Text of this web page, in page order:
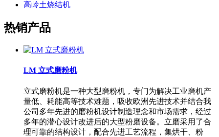
高岭土烧结机
热销产品
LM 立式磨粉机
立式磨粉机是一种大型磨粉机，专门为解决工业磨机产
量低、耗能高等技术难题，吸收欧洲先进技术并结合我
公司多年先进的磨粉机设计制造理念和市场需求，经过
多年的潜心设计改进后的大型粉磨设备。立磨采用了合
理可靠的结构设计，配合先进工艺流程，集烘干、粉